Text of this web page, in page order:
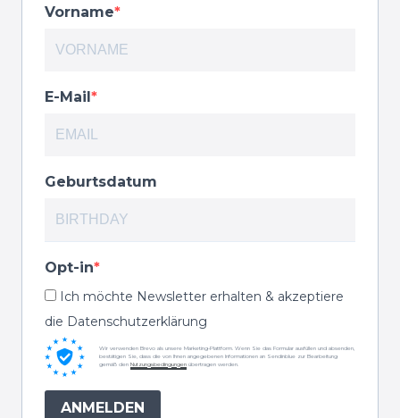
Vorname
E-Mail
Geburtsdatum
Opt-in
Ich möchte Newsletter erhalten & akzeptiere
die Datenschutzerklärung
Wir verwenden Brevo als unsere Marketing-Plattform. Wenn Sie das Formular ausfüllen und absenden,
bestätigen Sie, dass die von Ihnen angegebenen Informationen an Sendinblue zur Bearbeitung
gemäß den Nutzungsbedingungen übertragen werden.
ANMELDEN